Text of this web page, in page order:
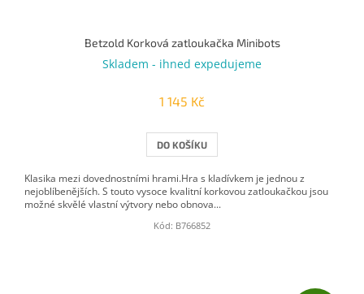
Betzold Korková zatloukačka Minibots
Skladem - ihned expedujeme
1 145 Kč
DO KOŠÍKU
Klasika mezi dovednostními hrami.Hra s kladívkem je jednou z
nejoblíbenějších. S touto vysoce kvalitní korkovou zatloukačkou jsou
možné skvělé vlastní výtvory nebo obnova...
Kód: B766852